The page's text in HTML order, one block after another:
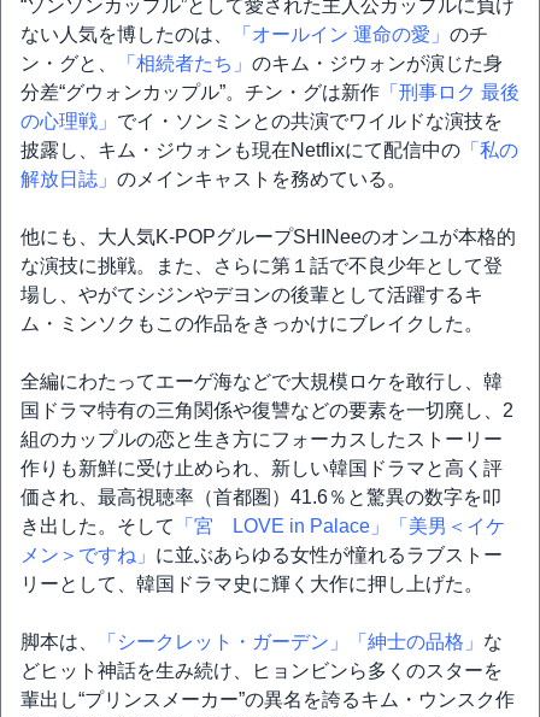
“ソンソンカップル”として愛された主人公カップルに負け
ない人気を博したのは、
「オールイン 運命の愛」 のチ
ン・グと、
「相続者たち」 のキム・ジウォンが演じた身
分差“グウォンカップル”。チン・グは新作 「刑事ロク 最後
の心理戦」 でイ・ソンミンとの共演でワイルドな演技を
披露し、キム・ジウォンも現在Netflixにて配信中の 「私の
解放日誌」 のメインキャストを務めている。
他にも、大人気K-POPグループSHINeeのオンユが本格的
な演技に挑戦。また、さらに第１話で不良少年として登
場し、やがてシジンやデヨンの後輩として活躍するキ
ム・ミンソクもこの作品をきっかけにブレイクした。
全編にわたってエーゲ海などで大規模ロケを敢行し、韓
国ドラマ特有の三角関係や復讐などの要素を一切廃し、2
組のカップルの恋と生き方にフォーカスしたストーリー
作りも新鮮に受け止められ、新しい韓国ドラマと高く評
価され、最高視聴率（首都圏）41.6％と驚異の数字を叩
き出した。そして
「宮 LOVE in Palace」
「美男＜イケ
メン＞ですね」 に並ぶあらゆる女性が憧れるラブストー
リーとして、韓国ドラマ史に輝く大作に押し上げた。
脚本は、 「シークレット・ガーデン」 「紳士の品格」 な
どヒット神話を生み続け、ヒョンビンら多くのスターを
輩出し“プリンスメーカー”の異名を誇るキム・ウンスク作